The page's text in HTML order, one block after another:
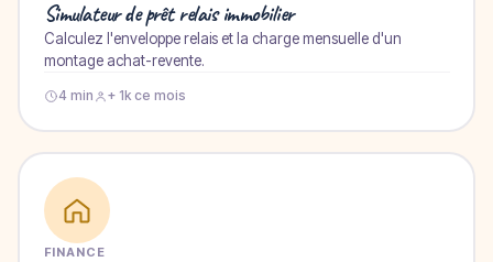
Simulateur de prêt relais immobilier
Calculez l'enveloppe relais et la charge mensuelle d'un
montage achat-revente.
4 min + 1k ce mois
FINANCE